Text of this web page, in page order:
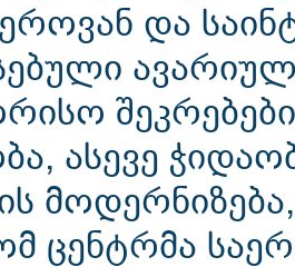
და
ასევე
ცენტრმა